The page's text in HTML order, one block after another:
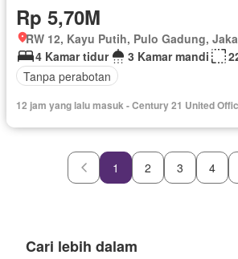
Rp 5,70M
4 Kamar tidur
3 Kamar mandi
Tanpa perabotan
12 jam yang lalu masuk - Century 21 United
1 2 3 4
Cari lebih dalam